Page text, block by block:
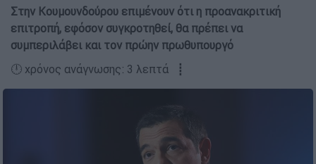
Στην Κουμουνδούρου επιμένουν ότι η προανακριτική
επιτροπή, εφόσον συγκροτηθεί, θα πρέπει να
συμπεριλάβει και τον πρώην πρωθυπουργό
🕛 χρόνος ανάγνωσης: 3 λεπτά ┋